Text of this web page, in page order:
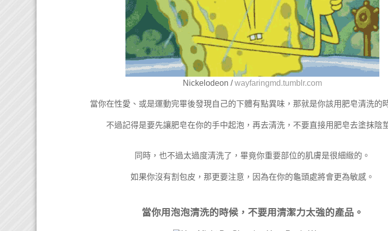
Nickelodeon /wayfaringmd.tumblr.com
當你在性愛、或是運動完畢後發現自己的下體有點異味，那就是你該用肥皂清洗的
不過記得是要先讓肥皂在你的手中起泡，再去清洗，不要直接用肥皂去塗抹陰
同時，也不過太過度清洗了，畢竟你重要部位的肌膚是很細緻的。
如果你沒有割包皮，那更要注意，因為在你的龜頭處將會更為敏感。
當你用泡泡清洗的時候，不要用清潔力太強的產品。